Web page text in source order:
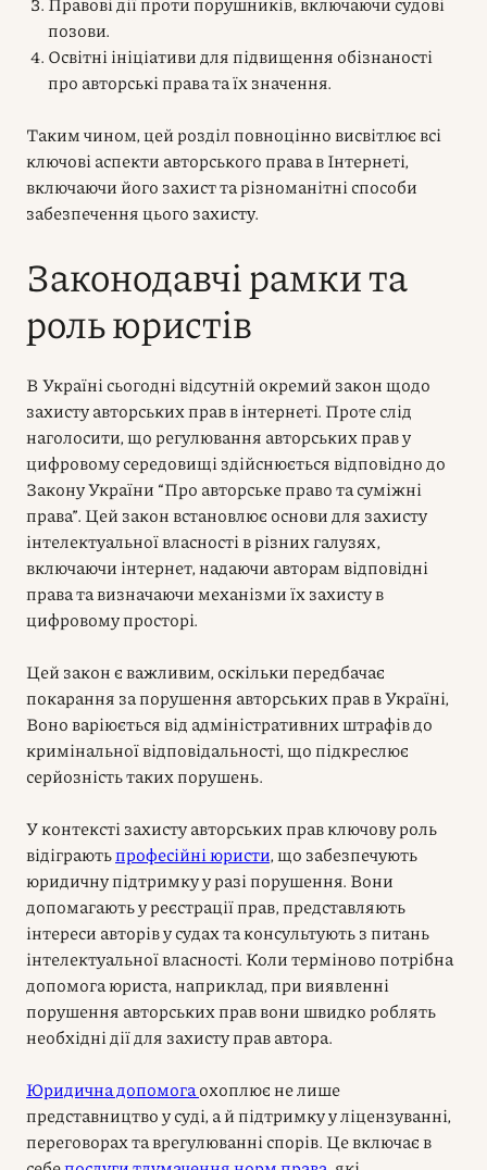
позови.
Освітні ініціативи для підвищення обізнаності
про авторські права та їх значення.
Таким чином, цей розділ повноцінно висвітлює всі
ключові аспекти авторського права в Інтернеті,
включаючи його захист та різноманітні способи
забезпечення цього захисту.
Законодавчі рамки та
роль юристів
В Україні сьогодні відсутній окремий закон щодо
захисту авторських прав в інтернеті. Проте слід
наголосити, що регулювання авторських прав у
цифровому середовищі здійснюється відповідно до
Закону України “Про авторське право та суміжні
права”. Цей закон встановлює основи для захисту
інтелектуальної власності в різних галузях,
включаючи інтернет, надаючи авторам відповідні
права та визначаючи механізми їх захисту в
цифровому просторі.
Цей закон є важливим, оскільки передбачає
покарання за порушення авторських прав в Україні,
Воно варіюється від адміністративних штрафів до
кримінальної відповідальності, що підкреслює
серйозність таких порушень.
У контексті захисту авторських прав ключову роль
відіграютьпрофесійні юристи, що забезпечують
юридичну підтримку у разі порушення. Вони
допомагають у реєстрації прав, представляють
інтереси авторів у судах та консультують з питань
інтелектуальної власності. Коли терміново потрібна
допомога юриста, наприклад, при виявленні
порушення авторських прав вони швидко роблять
необхідні дії для захисту прав автора.
Юридична допомогаохоплює не лише
представництво у суді, а й підтримку у ліцензуванні,
переговорах та врегулюванні спорів. Це включає в